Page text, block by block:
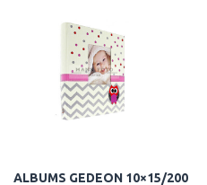
ALBUMS GEDEON 10×15/200